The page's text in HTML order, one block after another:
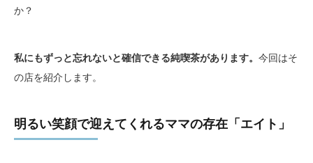
か？
私にもずっと忘れないと確信できる純喫茶があります。 今回はそ
の店を紹介します。
明るい笑顔で迎えてくれるママの存在「エイト」